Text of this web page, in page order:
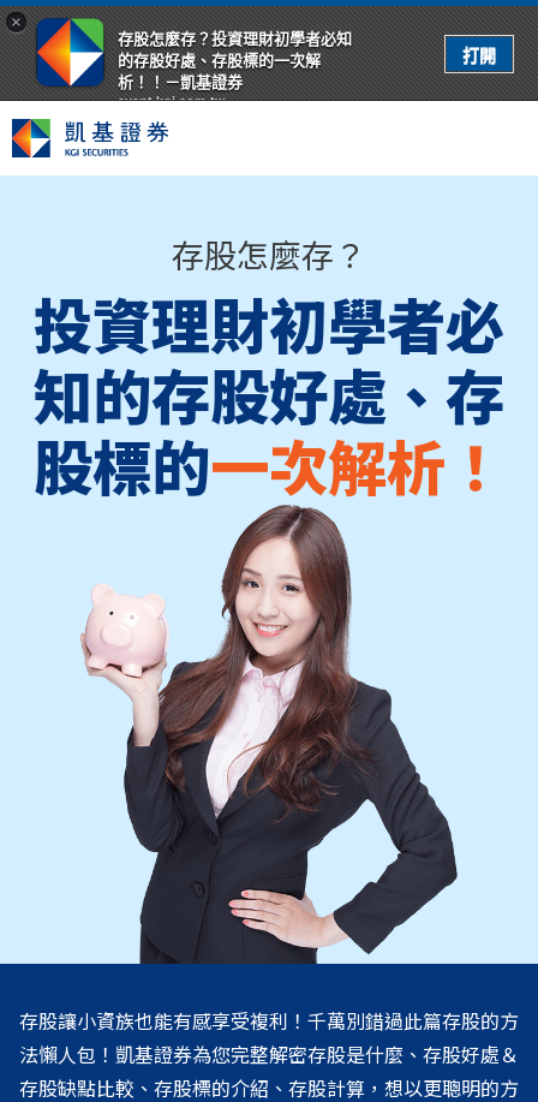
×
存股怎麼存？投資理財初學者必知
的存股好處、存股標的一次解
析！！－凱基證券
event.kgi.com.tw
存股怎麼存？
投資理財初學者必
知的存股好處、存
股標的一次解析！
存股讓小資族也能有感享受複利！千萬別錯過此篇存股的方
法懶人包！凱基證券為您完整解密存股是什麼、存股好處＆
存股缺點比較、存股標的介紹、存股計算，想以更聰明的方